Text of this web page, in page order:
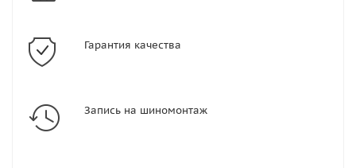
Гарантия качества
Запись на шиномонтаж